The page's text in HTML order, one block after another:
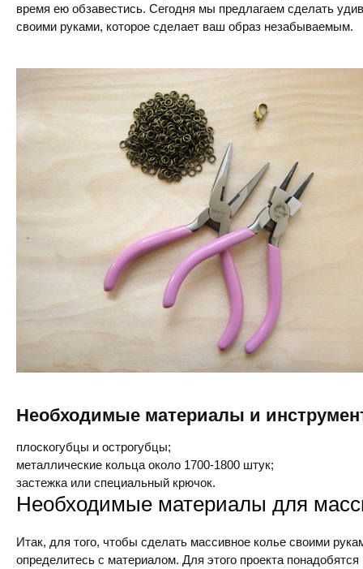
время ею обзавестись. Сегодня мы предлагаем сделать
своими руками, которое сделает ваш образ незабываемым.
Необходимые материалы и
плоскогубцы и острогубцы;
металлические кольца около 1700-1800 штук;
застежка или специальный крючок.
Необходимые материалы для
Итак, для того, чтобы сделать массивное колье своими
определитесь с материалом. Для этого проекта